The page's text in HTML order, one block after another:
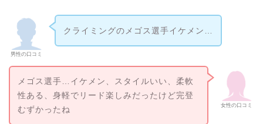
男性の口コミ
クライミングのメゴス選手イケメン…
女性の口コミ
メゴス選手…イケメン、スタイルいい、柔軟
性ある、身軽でリード楽しみだったけど完登
むずかったね